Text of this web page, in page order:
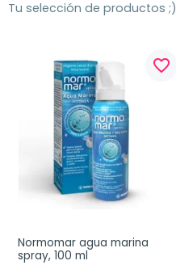
Tu selección de productos ;)
favorite_border
Normomar agua marina
spray, 100 ml